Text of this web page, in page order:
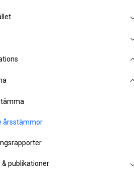
årsstämmor
& publikationer